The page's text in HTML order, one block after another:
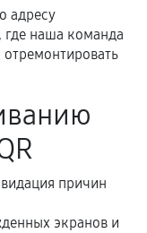
иное не
в
адресу
где наша команда
причин
экранов и